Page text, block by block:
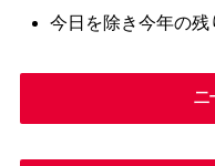
今日を除き今年の
二